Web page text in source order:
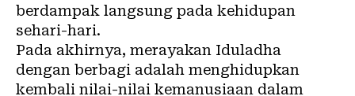
berdampak langsung pada kehidupan
sehari-hari.
Pada akhirnya, merayakan Iduladha
dengan berbagi adalah menghidupkan
kembali nilai-nilai kemanusiaan dalam